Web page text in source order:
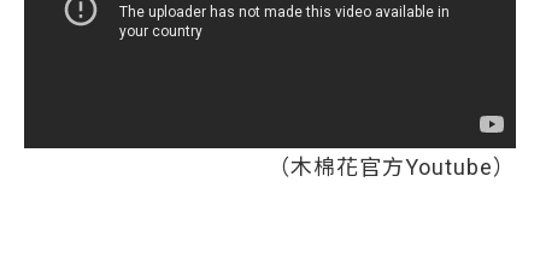
（木棉花官方Youtube）